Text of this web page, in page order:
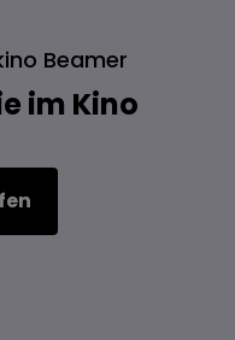
Beamer
im Kino